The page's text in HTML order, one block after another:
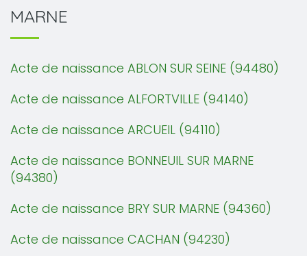
MARNE
Acte de naissance ABLON SUR SEINE (94480)
Acte de naissance ALFORTVILLE (94140)
Acte de naissance ARCUEIL (94110)
Acte de naissance BONNEUIL SUR MARNE
(94380)
Acte de naissance BRY SUR MARNE (94360)
Acte de naissance CACHAN (94230)